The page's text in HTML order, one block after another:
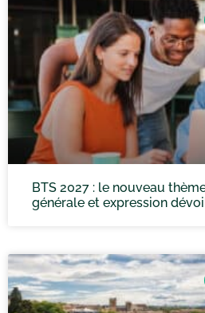
BTS 2027 : le nouveau
générale et expression